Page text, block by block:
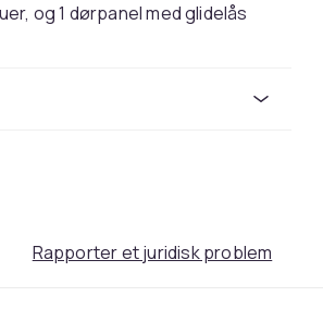
og 1 dørpanel med glidelås
sterk vind, kraftig regn, snø,
værforhold.)
Rapporter et juridisk problem